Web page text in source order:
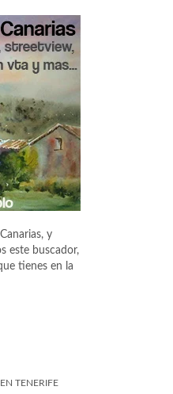
y
este buscador,
tienes en la
TENERIFE